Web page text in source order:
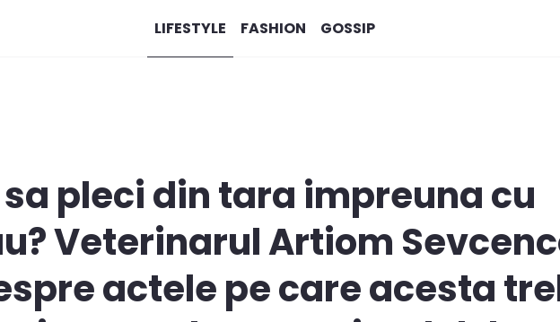
LIFESTYLE FASHION GOSSIP
pleci din tara impreuna cu
Veterinarul Artiom
actele pe care acesta